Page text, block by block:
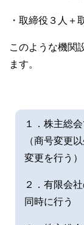
・取締役３人＋
このような機関
ます。
１．株主総
（商号変更
変更を行う）
２．有限会
同時に行う